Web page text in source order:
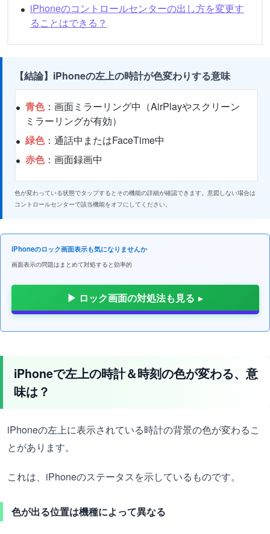
iPhoneのコントロールセンターの出し方を変更す
ることはできる？
【結論】iPhoneの左上の時計が色変わりする意味
青色：画面ミラーリング中（AirPlayやスクリーン
ミラーリングが有効）
緑色：通話中またはFaceTime中
赤色：画面録画中
色が変わっている状態でタップするとその機能の詳細が確認できます。意図しない場合は
コントロールセンターで該当機能をオフにしてください。
iPhoneのロック画面表示も気になりませんか
画面表示の問題はまとめて対処すると効率的
▶ ロック画面の対処法も見る
iPhoneで左上の時計＆時刻の色が変わる、意
味は？
iPhoneの左上に表示されている時計の背景の色が変わるこ
とがあります。
これは、iPhoneのステータスを示しているものです。
色が出る位置は機種によって異なる